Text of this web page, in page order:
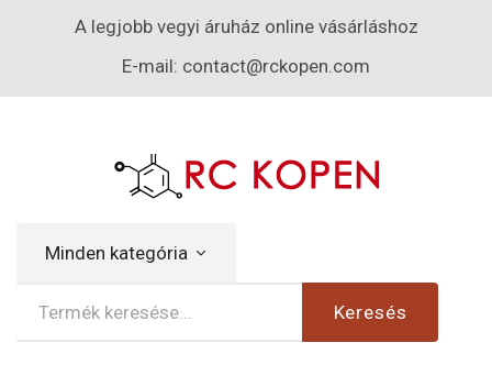
A legjobb vegyi áruház online vásárláshoz
E-mail: contact@rckopen.com
Minden kategória
Keresés